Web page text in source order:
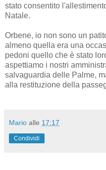
stato consentito
Natale.
Orbene, io non sono un
almeno quella era una
pedoni quello che è stato
aspettiamo i nostri
salvaguardia delle Palme,
alla restituzione della
Mario alle 17:17
Condividi